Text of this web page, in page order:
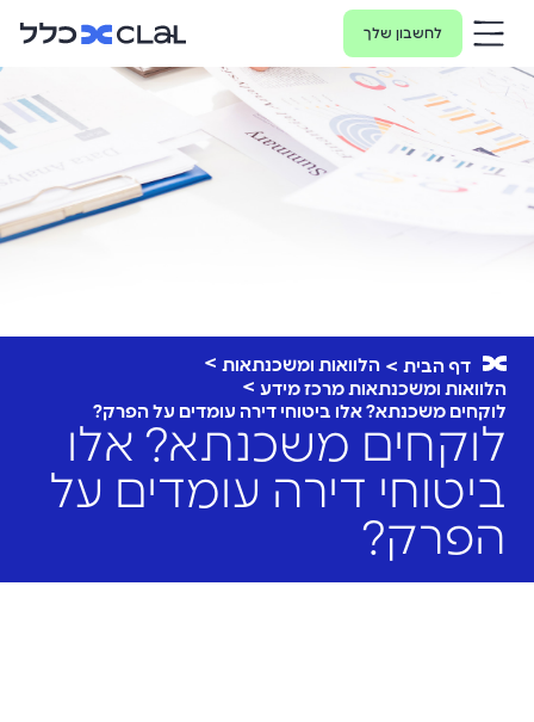
לחשבון שלך
דף הבית
הלוואות ומשכנתאות
הלוואות ומשכנתאות מרכז מידע
לוקחים משכנתא? אלו ביטוחי דירה עומדים על הפרק?
לוקחים משכנתא? אלו
ביטוחי דירה עומדים על
הפרק?